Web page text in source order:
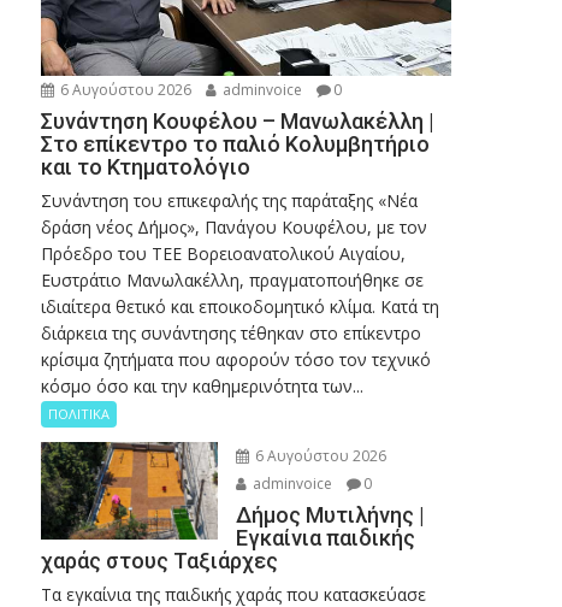
6 Αυγούστου 2026 adminvoice 0
Συνάντηση Κουφέλου – Μανωλακέλλη |
Στο επίκεντρο το παλιό Κολυμβητήριο
και το Κτηματολόγιο
Συνάντηση του επικεφαλής της παράταξης «Νέα
δράση νέος Δήμος», Πανάγου Κουφέλου, με τον
Πρόεδρο του ΤΕΕ Βορειοανατολικού Αιγαίου,
Ευστράτιο Μανωλακέλλη, πραγματοποιήθηκε σε
ιδιαίτερα θετικό και εποικοδομητικό κλίμα. Κατά τη
διάρκεια της συνάντησης τέθηκαν στο επίκεντρο
κρίσιμα ζητήματα που αφορούν τόσο τον τεχνικό
κόσμο όσο και την καθημερινότητα των...
ΠΟΛΙΤΙΚΑ
6 Αυγούστου 2026
adminvoice
0
Δήμος Μυτιλήνης |
Εγκαίνια παιδικής
χαράς στους Ταξιάρχες
Tα εγκαίνια της παιδικής χαράς που κατασκεύασε